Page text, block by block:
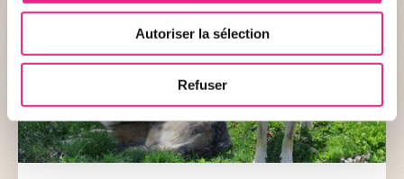
Autoriser la sélection
Refuser